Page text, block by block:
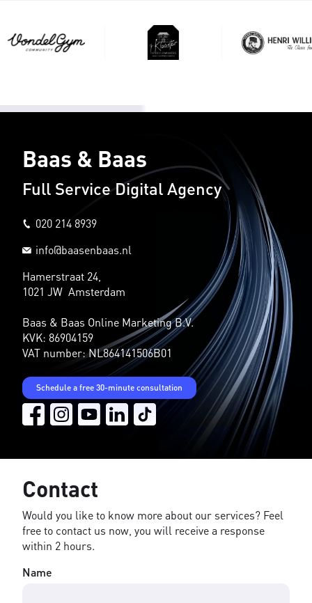
Baas & Baas
Full Service Digital Agency
020 214 8939
info@baasenbaas.nl
Hamerstraat 24,
1021 JW Amsterdam
Baas & Baas Online Marketing B.V.
KVK: 86904159
VAT number: NL864141506B01
Schedule a free 30-minute consultation
Contact
Would you like to know more about our services? Feel
free to contact us now, you will receive a response
within 2 hours.
Name